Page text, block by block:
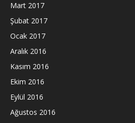
Mart 2017
Şubat 2017
Ocak 2017
Aralık 2016
Kasım 2016
Ekim 2016
Eylül 2016
Ağustos 2016